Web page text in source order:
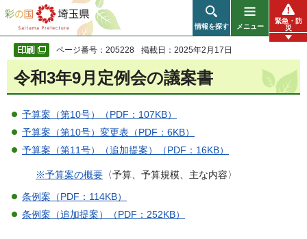
彩の国 埼玉県
情報を探す メニュー
緊急・防
災
ページ番号：205228 掲載日：2025年2月17日
令和3年9月定例会の議案書
予算案（第10号）（PDF：107KB）
予算案（第10号）変更表（PDF：6KB）
予算案（第11号）（追加提案）（PDF：16KB）
※予算案の概要 〈予算、予算規模、主な内容〉
条例案（PDF：114KB）
条例案（追加提案）（PDF：252KB）